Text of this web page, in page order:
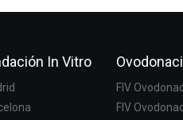
In Vitro
FIV
FIV